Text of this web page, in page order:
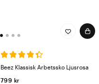
Beez Klassisk Arbetssko Ljusrosa
799 kr